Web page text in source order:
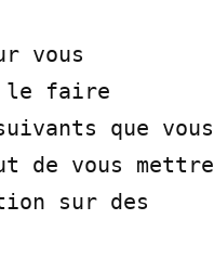
vous
le faire
que vous
de vous mettre
sur des